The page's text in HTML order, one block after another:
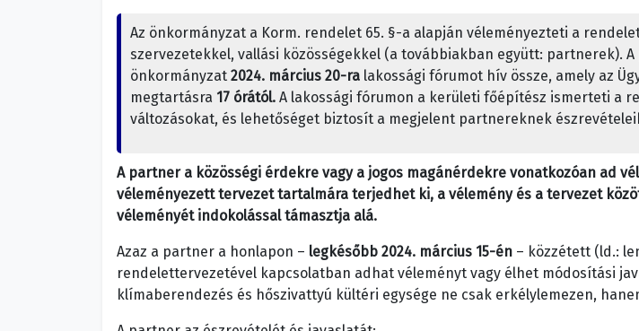
Az önkormányzat a Korm. rendelet 65. §-a alapján véleményezteti a
szervezetekkel, vallási közösségekkel (a továbbiakban együtt: partnerek).
önkormányzat 2024. március 20-ra lakossági fórumot hív össze, amely az
megtartásra 17 órától. A lakossági fórumon a kerületi főépítész ismerteti a
változásokat, és lehetőséget biztosít a megjelent partnereknek
A partner a közösségi érdekre vagy a jogos magánérdekre vonatkozóan ad
véleményezett tervezet tartalmára terjedhet ki, a vélemény és a tervezet
véleményét indokolással támasztja alá.
Azaz a partner a honlapon – legkésőbb 2024. március 15-én – közzétett (ld.:
rendelettervezetével kapcsolatban adhat véleményt vagy élhet módosítási
klímaberendezés és hőszivattyú kültéri egysége ne csak erkélylemezen,